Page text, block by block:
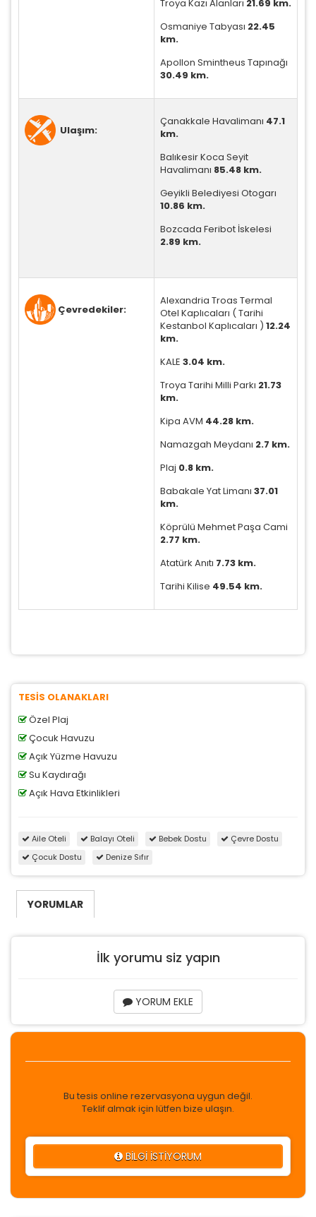
HER ZAMAN AKTIF
Oturum yönetimi, güvenlik ve temel site işlevleri için
gereklidir. Bu çerezler olmadan site düzgün çalışmaz
İstatistik Çerezleri
Ziyaretçilerin siteyi nasıl kullandığını anonim olarak
ölçeriz. Hangi sayfaların popüler olduğunu ve
kullanıcıların nerede zorluk yaşadığını anlamamıza
Size ve ilgi alanlarınıza uygun reklamlar göstermek
için kullanılır. Kapatırsanız reklamları görmeye devam
edersiniz, ancak daha az alakalı olabilirler.
Tercihleri Kaydet
Troya Kazı Alanları 21.69 km.
Osmaniye Tabyası 22.45
km.
Apollon Smintheus Tapınağı
30.49 km.
Ulaşım:
Çanakkale Havalimanı 47.1
km.
Balıkesir Koca Seyit
Havalimanı 85.48 km.
Geyikli Belediyesi Otogarı
10.86 km.
Bozcada Feribot İskelesi
2.89 km.
Çevredekiler:
Alexandria Troas Termal
Otel Kaplıcaları ( Tarihi
Kestanbol Kaplıcaları ) 12.24
km.
KALE 3.04 km.
Troya Tarihi Milli Parkı 21.73
km.
Kipa AVM 44.28 km.
Namazgah Meydanı 2.7 km.
Plaj 0.8 km.
Babakale Yat Limanı 37.01
km.
Köprülü Mehmet Paşa Cami
2.77 km.
Atatürk Anıtı 7.73 km.
Tarihi Kilise 49.54 km.
TESİS OLANAKLARI
Özel Plaj
Çocuk Havuzu
Açık Yüzme Havuzu
Su Kaydırağı
Açık Hava Etkinlikleri
Aile Oteli Balayı Oteli Bebek Dostu
Çevre Dostu
Çocuk Dostu
Denize Sıfır
YORUMLAR
İlk yorumu siz yapın
YORUM EKLE
Bu tesis online rezervasyona uygun değil.
Teklif almak için lütfen bize ulaşın.
BİLGİ İSTİYORUM